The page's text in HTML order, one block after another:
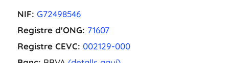
NIF: G72498546
Registre d'ONG: 71607
Registre CEVC: 002129-000